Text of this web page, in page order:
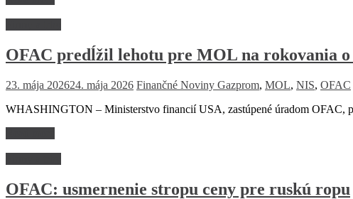
OFAC predĺžil lehotu pre MOL na rokovania
23. mája 202624. mája 2026 Finančné Noviny Gazprom, MOL, NIS, OFAC
WHASHINGTON – Ministerstvo financií USA, zastúpené úradom OFAC,
OFAC: usmernenie stropu ceny pre ruskú ropu